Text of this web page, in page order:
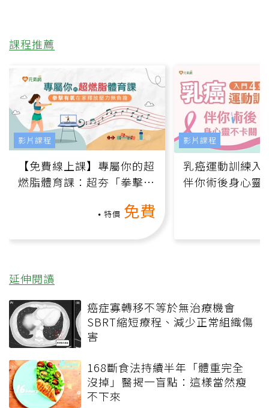
課程推薦
【免費線上課】專屬你的超
燃脂體育課：超夯「拳擊有
特價 免費
影片課程
乳癌運動訓練入
伴你術後身心靈
影片課程
延伸閱讀
癌症寡轉移不等於無治療機會
SBRT縮短療程、減少正常組織傷
害
168斷食法持續半年「體重完全
沒掉」醫揭一盲點：這樣當然瘦
不下來